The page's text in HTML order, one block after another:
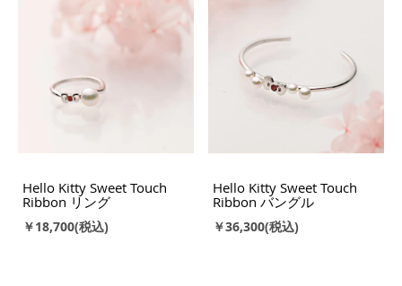
Hello Kitty Sweet Touch
Ribbon リング
￥18,700
Hello Kitty Sweet Touch
Ribbon バングル
￥36,300